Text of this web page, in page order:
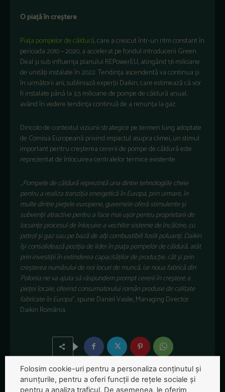
O piață în creștere
Piața pompelor de căldură, care a crescut într-un ritm constant în
perioada 2010 – 2020, a accelerat pe fondul introducerii Green
Deal și sub influența planului REPowerEU, atingând 1,6 milioane
de unități instalate în 2022. Tendința ascendentă va continua și
în următorii ani, subliniază experții Daikin, care estimează că vor
fi instalate până la 3,5 milioane de pompe de căldură anual,
având în vedere tendința continuă de a renunța la gaz.
Dincolo de contextul viziunii strategice pe termen lung adoptate
de Comisia Europeană privind impactul asupra climei, un stimul
important pentru creșterea cererii de pompe de căldură este
reprezentat de înlocuirea centralelor termice existente.
„Pompele de căldură reprezintă una dintre tehnologiile cheie
pentru a realiza tranziția energetică în Europa, prin urmare, în
multe dintre piețele europene, guvernele oferă stimulente și
subvenții atractive pentru a face mai ușor pentru proprietarii de
locuințe procesul de înlocuire a vechilor sisteme de încălzire, cu
petrol și gaz sau pe bază de alți combustibili fosili poluanți. Daikin
își consolidează poziția de lider în piața pompelor de căldură, atât
prin investiții în extinderea capacităților de producție, cât și prin
creșterea numărului de noi locuri de muncă, iar noua fabrică din
Polonia ne va ajuta să răspundem prompt cererii în creștere a
pieței locale, oferind consumatorului român produse de calitate
fabricate în Europa”, spune Daniel Vasile, Managing Director
Daikin România.
Folosim cookie-uri pentru a personaliza conținutul și
anunțurile, pentru a oferi funcții de rețele sociale și
pentru a analiza traficul. De asemenea, le oferim